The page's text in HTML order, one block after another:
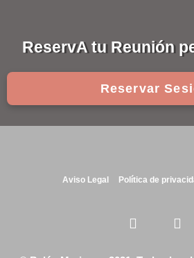
ReservA tu Reunión
Reservar
Aviso Legal Política de